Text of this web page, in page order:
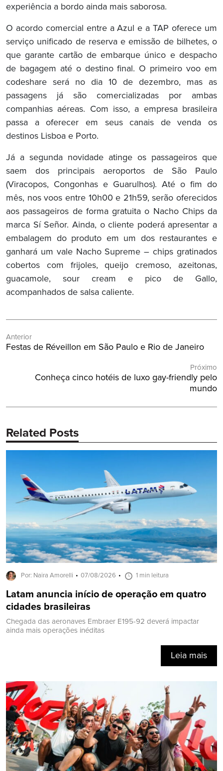
experiência a bordo ainda mais saborosa.
O acordo comercial entre a Azul e a TAP oferece um
serviço unificado de reserva e emissão de bilhetes, o
que garante cartão de embarque único e despacho
de bagagem até o destino final. O primeiro voo em
codeshare será no dia 10 de dezembro, mas as
passagens já são comercializadas por ambas
companhias aéreas. Com isso, a empresa brasileira
passa a oferecer em seus canais de venda os
destinos Lisboa e Porto.
Já a segunda novidade atinge os passageiros que
saem dos principais aeroportos de São Paulo
(Viracopos, Congonhas e Guarulhos). Até o fim do
mês, nos voos entre 10h00 e 21h59, serão oferecidos
aos passageiros de forma gratuita o Nacho Chips da
marca Sí Señor. Ainda, o cliente poderá apresentar a
embalagem do produto em um dos restaurantes e
ganhará um vale Nacho Supreme – chips gratinados
cobertos com frijoles, queijo cremoso, azeitonas,
guacamole, sour cream e pico de Gallo,
acompanhados de salsa caliente.
de
Anterior
Post
Festas de Réveillon em São Paulo e Rio de Janeiro
Próximo
Próximo
Conheça cinco hotéis de luxo gay-friendly pelo
mundo
Related Posts
Por: Naira Amorelli 07/08/2026 1 min leitura
Latam anuncia início de operação em quatro
cidades brasileiras
Chegada das aeronaves Embraer E195-92 deverá impactar
ainda mais operações inéditas
Leia mais